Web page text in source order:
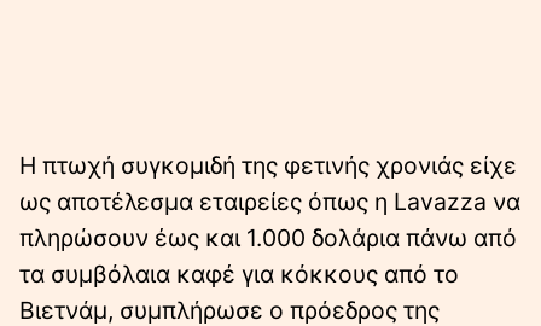
Η πτωχή συγκομιδή της φετινής χρονιάς είχε
ως αποτέλεσμα εταιρείες όπως η Lavazza να
πληρώσουν έως και 1.000 δολάρια πάνω από
τα συμβόλαια καφέ για κόκκους από το
Βιετνάμ, συμπλήρωσε ο πρόεδρος της